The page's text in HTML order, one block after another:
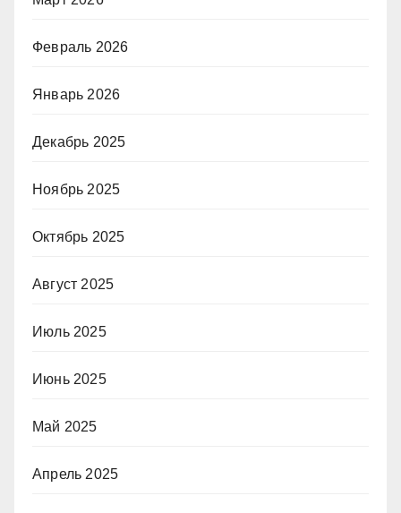
Февраль 2026
Январь 2026
Декабрь 2025
Ноябрь 2025
Октябрь 2025
Август 2025
Июль 2025
Июнь 2025
Май 2025
Апрель 2025